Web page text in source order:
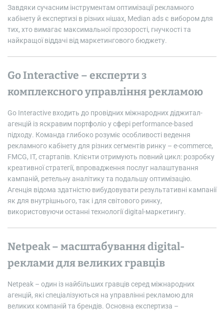
Завдяки сучасним інструментам оптимізації рекламного
кабінету й експертизі в різних нішах, Median ads є вибором для
тих, хто вимагає максимальної прозорості, гнучкості та
найкращої віддачі від маркетингового бюджету.
Go Interactive – експерти з
комплексного управління рекламою
Go Interactive входить до провідних міжнародних діджитал-
агенцій із яскравим портфоліо у сфері performance-based
підходу. Команда глибоко розуміє особливості ведення
рекламного кабінету для різних сегментів ринку – e-commerce,
FMCG, IT, стартапів. Клієнти отримують повний цикл: розробку
креативної стратегії, впровадження послуг налаштування
кампаній, ретельну аналітику та подальшу оптимізацію.
Агенція відома здатністю вибудовувати результативні кампанії
як для внутрішнього, так і для світового ринку,
використовуючи останні технології digital-маркетингу.
Netpeak – масштабування digital-
реклами для великих гравців
Netpeak – один із найбільших гравців серед міжнародних
агенцій, які спеціалізуються на управлінні рекламою для
великих компаній та брендів. Основна експертиза –